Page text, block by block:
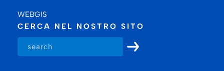
WEBGIS
CERCA NEL NOSTRO SITO